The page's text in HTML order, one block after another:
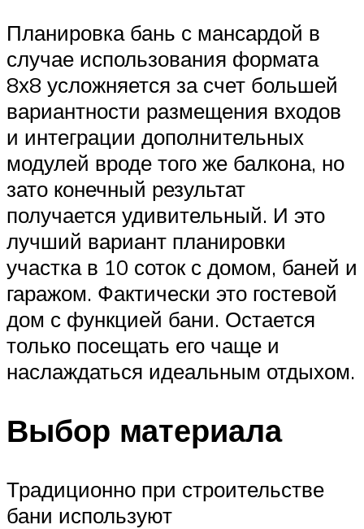
Планировка бань с мансардой в
случае использования формата
8х8 усложняется за счет большей
вариантности размещения входов
и интеграции дополнительных
модулей вроде того же балкона, но
зато конечный результат
получается удивительный. И это
лучший вариант планировки
участка в 10 соток с домом, баней и
гаражом. Фактически это гостевой
дом с функцией бани. Остается
только посещать его чаще и
наслаждаться идеальным отдыхом.
Выбор материала
Традиционно при строительстве
бани используют